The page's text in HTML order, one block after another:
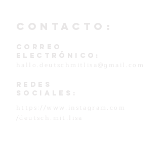
CONTACTO:
Correo
electrónico:
hallo.deutschmitlisa@gmail.com
Redes
sociales:
https://www.instagram.com
/deutsch.mit.lisa